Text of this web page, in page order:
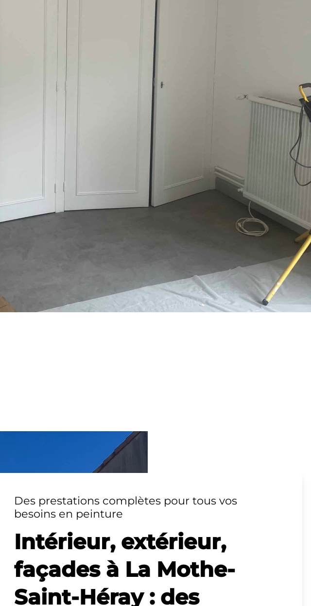
Des prestations complètes pour tous vos
besoins en peinture
Intérieur, extérieur,
façades à La Mothe-
Saint-Héray : des